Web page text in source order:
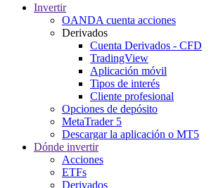
Invertir
OANDA cuenta acciones
Derivados
Cuenta Derivados - CFD
TradingView
Aplicación móvil
Tipos de interés
Cliente profesional
Opciones de depósito
MetaTrader 5
Descargar la aplicación o MT5
Dónde invertir
Acciones
ETFs
Derivados